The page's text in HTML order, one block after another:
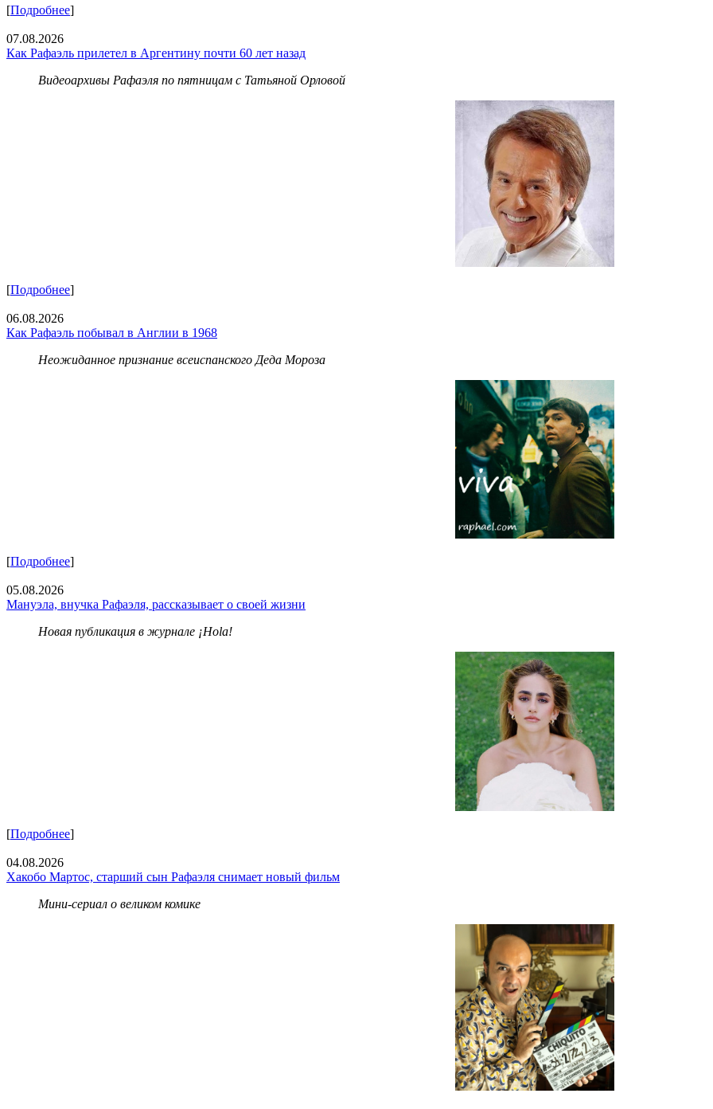
[Подробнее]
07.08.2026
Как Рафаэль прилетел в Аргентину почти 60 лет назад
Видеоархивы Рафаэля по пятницам с Татьяной Орловой
[Подробнее]
06.08.2026
Как Рафаэль побывал в Англии в 1968
Неожиданное признание всеиспанского Деда Мороза
[Подробнее]
05.08.2026
Мануэла, внучка Рафаэля, рассказывает о своей жизни
Новая публикация в журнале ¡Hola!
[Подробнее]
04.08.2026
Хакобо Мартос, старший сын Рафаэля снимает новый фильм
Мини-сериал о великом комике